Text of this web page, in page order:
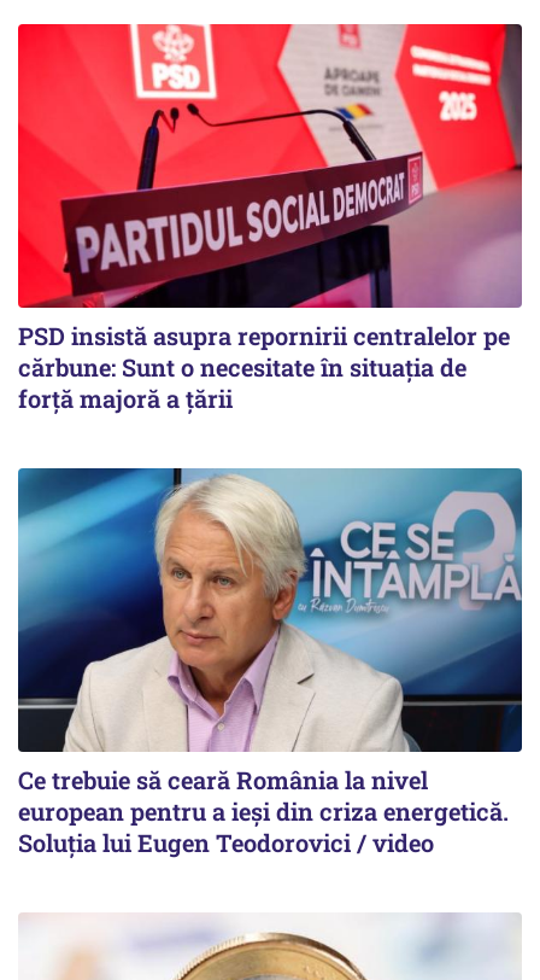
PSD insistă asupra repornirii centralelor pe
cărbune: Sunt o necesitate în situația de
forță majoră a țării
Ce trebuie să ceară România la nivel
european pentru a ieși din criza energetică.
Soluția lui Eugen Teodorovici / video